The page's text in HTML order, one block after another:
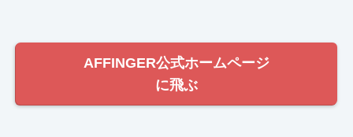
AFFINGER公式ホームページ
に飛ぶ